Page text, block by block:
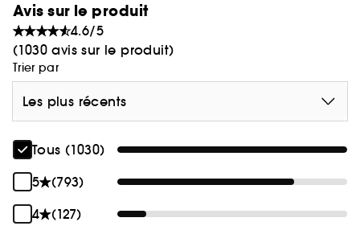
Avis sur le produit
4.6/5
(1030 avis sur le produit)
Trier par
Les plus récents
Tous (1030)
5
(793)
4
(127)